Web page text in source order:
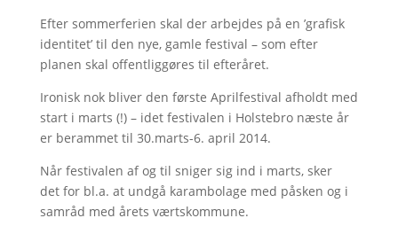
Efter sommerferien skal der arbejdes på en ’grafisk
identitet’ til den nye, gamle festival – som efter
planen skal offentliggøres til efteråret.
Ironisk nok bliver den første Aprilfestival afholdt med
start i marts (!) – idet festivalen i Holstebro næste år
er berammet til 30.marts-6. april 2014.
Når festivalen af og til sniger sig ind i marts, sker
det for bl.a. at undgå karambolage med påsken og i
samråd med årets værtskommune.